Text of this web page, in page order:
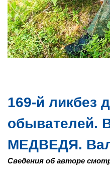
169-й ликбез
обывателей.
МЕДВЕДЯ.
Сведения об авторе